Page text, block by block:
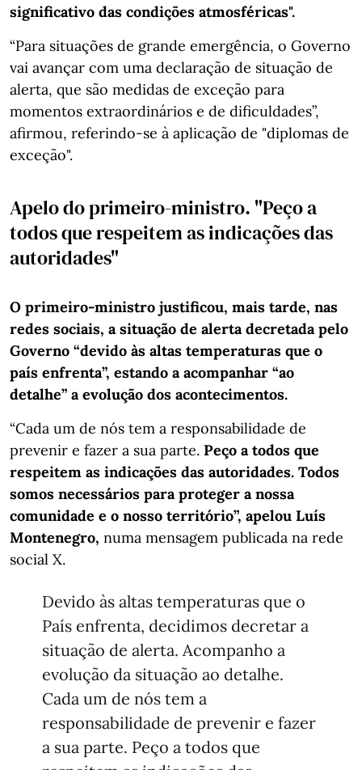
significativo das condições atmosféricas".
“Para situações de grande emergência, o Governo
vai avançar com uma declaração de situação de
alerta, que são medidas de exceção para
momentos extraordinários e de dificuldades”,
afirmou, referindo-se à aplicação de "diplomas de
exceção".
Apelo do primeiro-ministro. "Peço a
todos que respeitem as indicações das
autoridades"
O primeiro-ministro justificou, mais tarde, nas
redes sociais, a situação de alerta decretada pelo
Governo “devido às altas temperaturas que o
país enfrenta”, estando a acompanhar “ao
detalhe” a evolução dos acontecimentos.
“Cada um de nós tem a responsabilidade de
prevenir e fazer a sua parte. Peço a todos que
respeitem as indicações das autoridades. Todos
somos necessários para proteger a nossa
comunidade e o nosso território”, apelou Luís
Montenegro, numa mensagem publicada na rede
social X.
Devido às altas temperaturas que o
País enfrenta, decidimos decretar a
situação de alerta. Acompanho a
evolução da situação ao detalhe.
Cada um de nós tem a
responsabilidade de prevenir e fazer
a sua parte. Peço a todos que